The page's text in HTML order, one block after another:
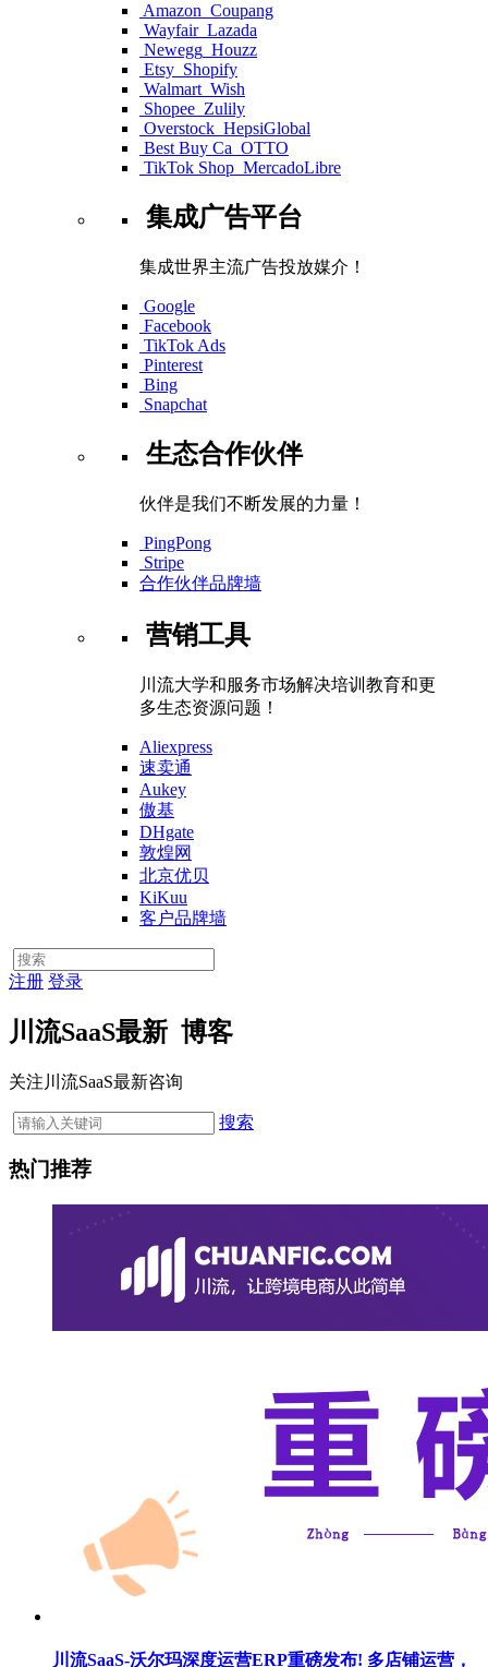
Amazon Coupang
Wayfair Lazada
Newegg Houzz
Etsy Shopify
Walmart Wish
Shopee Zulily
Overstock HepsiGlobal
Best Buy Ca OTTO
TikTok Shop MercadoLibre
集成广告平台
集成世界主流广告投放媒介！
Google
Facebook
TikTok Ads
Pinterest
Bing
Snapchat
生态合作伙伴
伙伴是我们不断发展的力量！
PingPong
Stripe
合作伙伴品牌墙
营销工具
川流大学和服务市场解决培训教育和更
多生态资源问题！
Aliexpress
速卖通
Aukey
傲基
DHgate
敦煌网
北京优贝
KiKuu
客户品牌墙
注册 登录
川流SaaS最新 博客
关注川流SaaS最新咨询
搜索
热门推荐
川流SaaS-沃尔玛深度运营ERP重磅发布! 多店铺运营，